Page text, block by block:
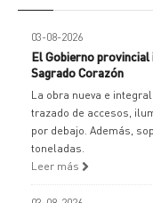
03-08-2026
El Gobierno
Sagrado Corazón
La obra nueva e
trazado de accesos,
por debajo. Además,
toneladas.
Leer más